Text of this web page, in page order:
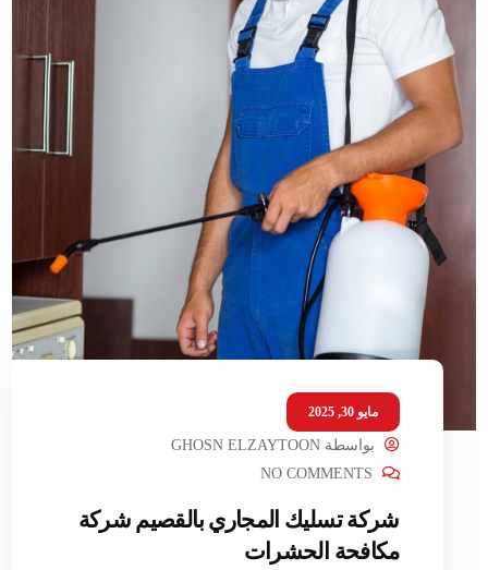
مايو 30, 2025
بواسطةGHOSN ELZAYTOON
NO COMMENTS
شركة تسليك المجاري بالقصيم شركة
مكافحة الحشرات